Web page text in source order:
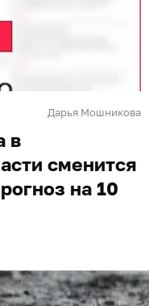
Дарья Мошникова
в
сменится
на 10